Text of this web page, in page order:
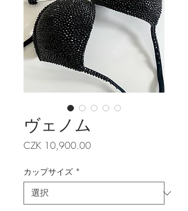
ヴェノム
CZK 10,900.00価
カップサイズ *